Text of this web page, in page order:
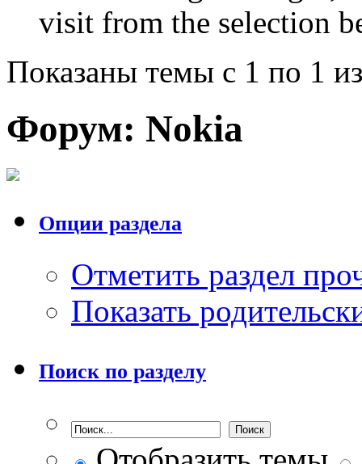
visit from the selection
Показаны темы с 1 по 1
Форум: Nokia
Опции раздела
Отметить раздел
Показать
Поиск по разделу